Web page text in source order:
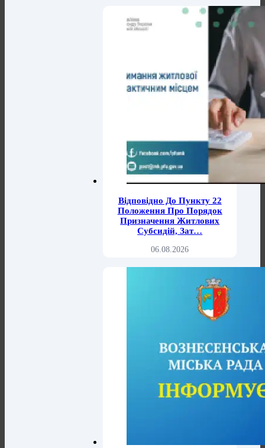
Відповідно До Пункту 22
Положення Про Порядок
Призначення Житлових
Субсидій, Зат…
06.08.2026